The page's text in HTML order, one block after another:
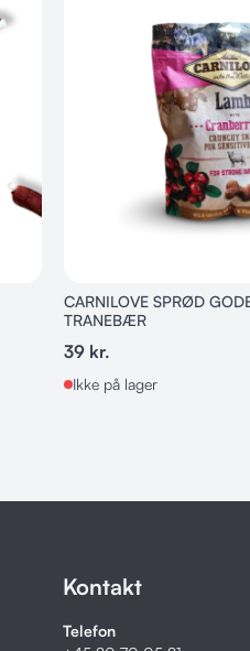
CARNILOVE SPRØD
TRANEBÆR
39 kr.
Ikke på lager
Kontakt
Telefon